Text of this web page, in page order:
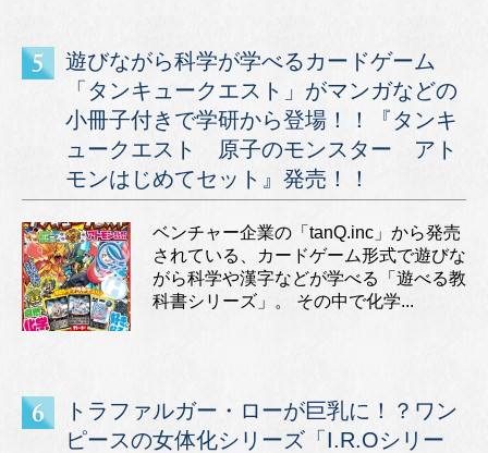
遊びながら科学が学べるカードゲーム
「タンキュークエスト」がマンガなどの
小冊子付きで学研から登場！！『タンキ
ュークエスト 原子のモンスター アト
モンはじめてセット』発売！！
ベンチャー企業の「tanQ.inc」から発売
されている、カードゲーム形式で遊びな
がら科学や漢字などが学べる「遊べる教
科書シリーズ」。 その中で化学...
トラファルガー・ローが巨乳に！？ワン
ピースの女体化シリーズ「I.R.Oシリー